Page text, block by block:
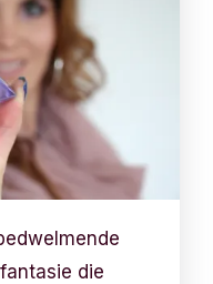
die